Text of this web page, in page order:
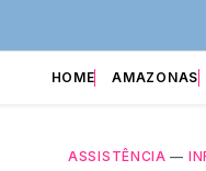
HOME AMAZONAS
ASSISTÊNCIA —